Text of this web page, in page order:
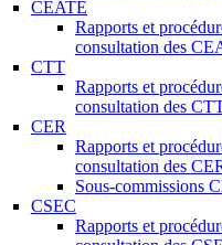
CEATE
Rapports et
consultation des
CTT
Rapports et
consultation des
CER
Rapports et
consultation des
Sous-commissions
CSEC
Rapports et